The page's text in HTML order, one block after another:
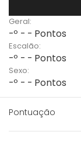
Geral:
-º - - Pontos
Escalão:
-º - - Pontos
Sexo:
-º - - Pontos
Pontuação